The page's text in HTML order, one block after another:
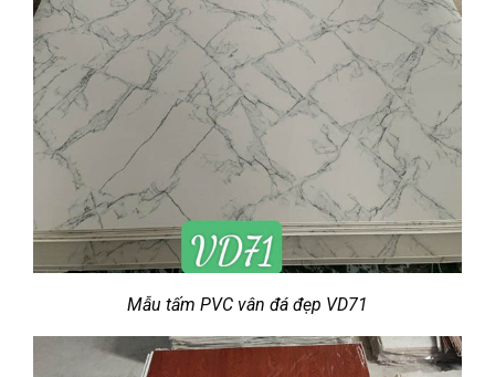
Mẫu tấm PVC vân đá đẹp VD71